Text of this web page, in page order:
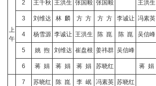
上
午
2 王千秋 王洪生 张国毅 张国毅 王洪生
3 刘维达 林 麟 方 方 方 方 李诚让 冯素英
4 杨雪源 李诚让 王洪生 陈 崑 陈 崑 吴信峰
5 姚 煦 刘维达 崔盘根 姜祎群 吴信峰
6 蒋 娟 蒋 娟 蒋 娟 苏晓红 蒋 娟
7 苏晓红 陈 崑 李 岷 冯素英 苏晓红